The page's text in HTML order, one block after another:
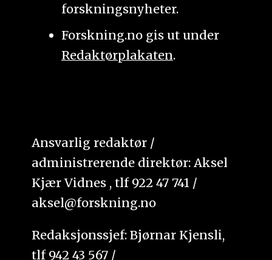
forskningsnyheter.
Forskning.no gis ut under
Redaktørplakaten.
Ansvarlig redaktør /
administrerende direktør: Aksel
Kjær Vidnes , tlf 922 47 741 /
aksel@forskning.no
Redaksjonssjef: Bjørnar Kjensli,
tlf 942 43 567 /